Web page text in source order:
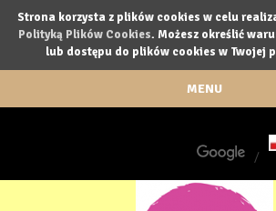
Strona korzysta z plików cookies w celu
Polityką Plików Cookies. Możesz określić
lub dostępu do plików cookies w Twojej
MENU
/